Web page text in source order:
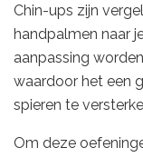
Chin-ups zijn
handpalmen naar
aanpassing
waardoor het een
spieren te
Om deze